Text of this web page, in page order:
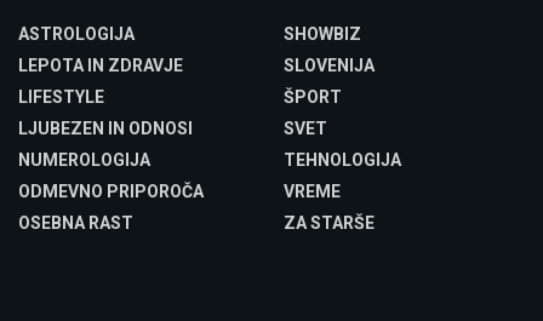
ASTROLOGIJA
LEPOTA IN ZDRAVJE
LIFESTYLE
LJUBEZEN IN ODNOSI
NUMEROLOGIJA
ODMEVNO PRIPOROČA
OSEBNA RAST
SHOWBIZ
SLOVENIJA
ŠPORT
SVET
TEHNOLOGIJA
VREME
ZA STARŠE